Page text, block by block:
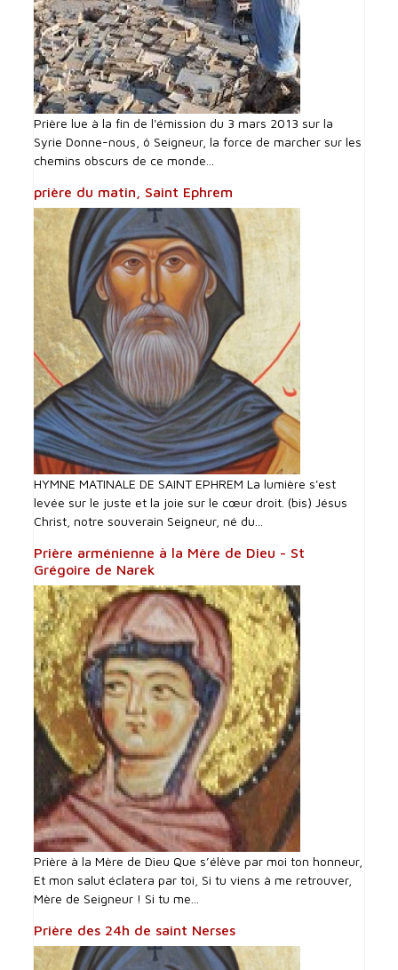
Prière lue à la fin de l'émission du 3 mars 2013 sur la
Syrie Donne-nous, ô Seigneur, la force de marcher sur les
chemins obscurs de ce monde...
prière du matin, Saint Ephrem
HYMNE MATINALE DE SAINT EPHREM La lumière s'est
levée sur le juste et la joie sur le cœur droit. (bis) Jésus
Christ, notre souverain Seigneur, né du...
Prière arménienne à la Mère de Dieu - St
Grégoire de Narek
Prière à la Mère de Dieu Que s’élève par moi ton honneur,
Et mon salut éclatera par toi, Si tu viens à me retrouver,
Mère de Seigneur ! Si tu me...
Prière des 24h de saint Nerses